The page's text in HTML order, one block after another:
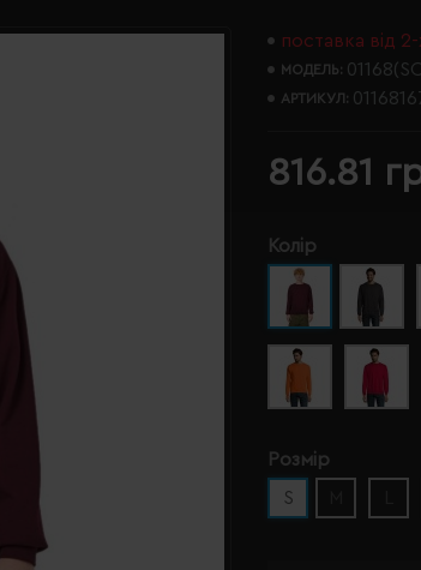
поставка від
МОДЕЛЬ:
АРТИКУЛ:
816.81
Колір
Розмір
S